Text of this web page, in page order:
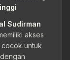
Sudirman
akses
cocok untuk